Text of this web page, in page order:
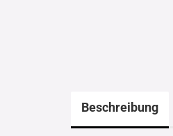
Beschreibung